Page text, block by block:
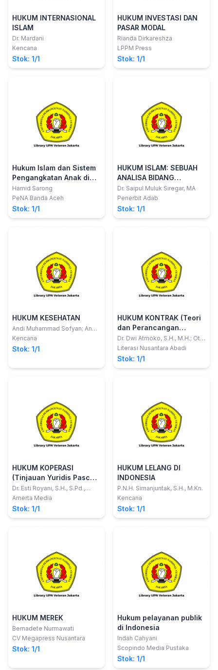
HUKUM INTERNASIONAL
ISLAM
Dr. Mardani
Kencana
Stok: 1/1
HUKUM INVESTASI DAN
PASAR MODAL
Rianda Dirkareshza
LPPM Press
Stok: 1/1
Hukum Islam dan Sistem
Pengangkatan Anak di
Indonesia
Hamid Sarong
PeNA Banda Aceh
Stok: 1/1
HUKUM ISLAM: SEBUAH
ANALISA BIDANG
PERKAWINAN DAN
WARISAN DI SUMATERA
UTARA
Dr. Saipul Muluk Siregar, MA
Penerbit Adab
Stok: 1/1
HUKUM KESEHATAN
Andi Muhammad Sofyan; Andy
Parawansa S
Kencana
Stok: 1/1
HUKUM KONTRAK (Teori
dan Perancangan
Kontrak)
Dr. Dwi Atmoko, S.H., M.H.; Otih
Handayani, S.E., S.H., M.H.
Literasi Nusantara Abadi
Stok: 1/1
HUKUM KOPERASI
(Tinjauan Yuridis Pasca
Pembatalan Undang-
Undang Nomor 17 Tahun
2012)
Dr. Esti Royani, S.H., S.Pd.,
M.Pd., M.H., C.PS., C.Me.,
S.Sos., S.H., M.H.
Amerta Media
Stok: 1/1
HUKUM LELANG DI
INDONESIA
P.N.H. Simanjuntak, S.H., M.Kn.
Kencana
Stok: 1/1
HUKUM MEREK
Bernadete Nurmawati
CV Megapress Nusantara
Stok: 1/1
Hukum pelayanan publik
di Indonesia
Indah Cahyani
Scopindo Media Pustaka
Stok: 1/1